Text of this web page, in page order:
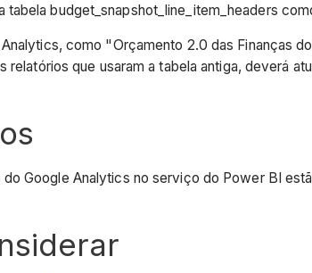
budget_snapshot_line_item_headers
como "Orçamento 2.0 das Finanças
que usaram a tabela antiga, deverá
Google Analytics no serviço do Power BI